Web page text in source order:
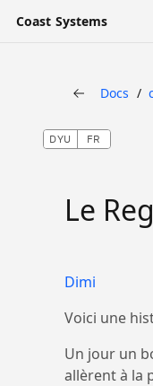
Coast Systems
Back
Docs
DYU FR
Le
Dimi
Voici une
Un jour un
allèrent à la